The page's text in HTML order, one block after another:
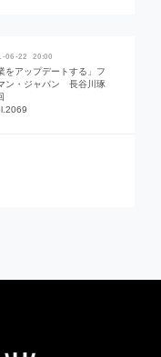
06 22 20:00
をアップデートする」フ
ン・ジャパン 長谷川琢